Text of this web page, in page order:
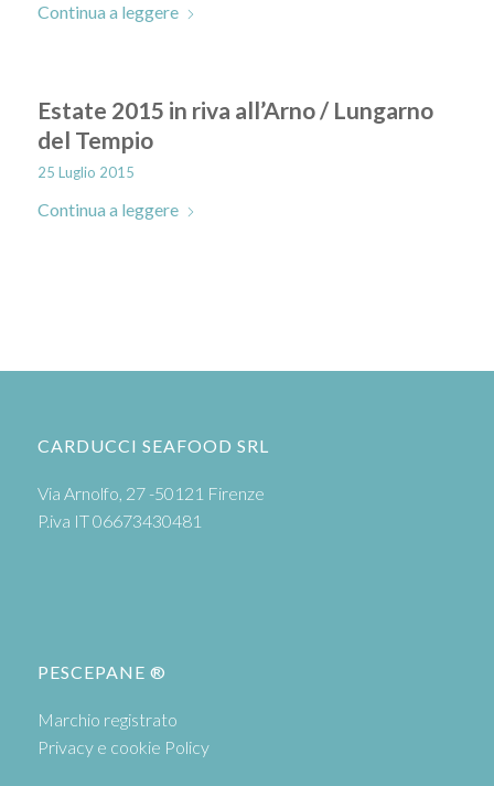
Continua a leggere
Estate 2015 in riva all’Arno / Lungarno
del Tempio
25 Luglio 2015
Continua a leggere
CARDUCCI SEAFOOD SRL
Via Arnolfo, 27 -50121 Firenze
P.iva IT 06673430481
PESCEPANE ®
Marchio registrato
Privacy e cookie Policy